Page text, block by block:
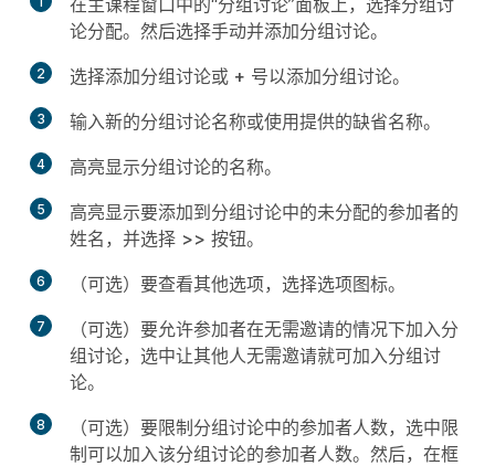
在主课程窗口中的“分组讨论”面板上，选择分组讨
论分配。然后选择手动并添加分组讨论。
2 选择添加分组讨论或 + 号以添加分组讨论。
3 输入新的分组讨论名称或使用提供的缺省名称。
4 高亮显示分组讨论的名称。
5 高亮显示要添加到分组讨论中的未分配的参加者的
姓名，并选择 >> 按钮。
6 （可选）要查看其他选项，选择选项图标。
7
（可选）要允许参加者在无需邀请的情况下加入分
组讨论，选中让其他人无需邀请就可加入分组讨
论。
8 （可选）要限制分组讨论中的参加者人数，选中限
制可以加入该分组讨论的参加者人数。然后，在框